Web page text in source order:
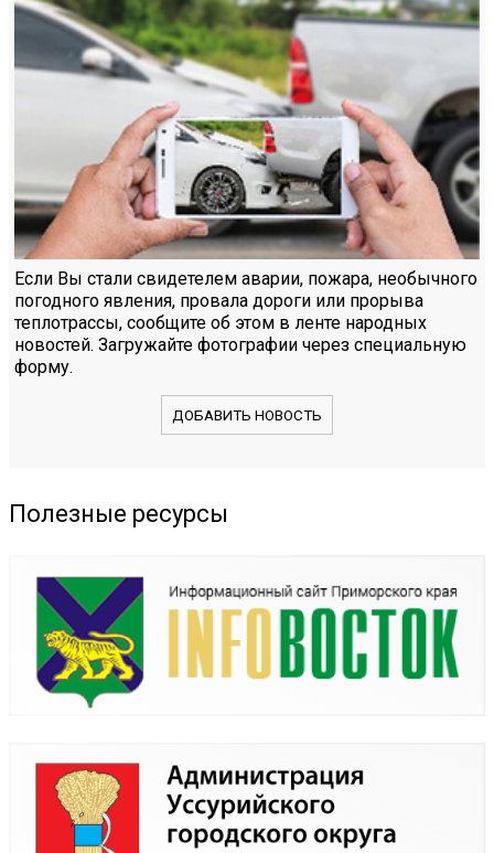
Если Вы стали свидетелем аварии, пожара, необычного
погодного явления, провала дороги или прорыва
теплотрассы, сообщите об этом в ленте народных
новостей. Загружайте фотографии через специальную
форму.
ДОБАВИТЬ НОВОСТЬ
Полезные ресурсы